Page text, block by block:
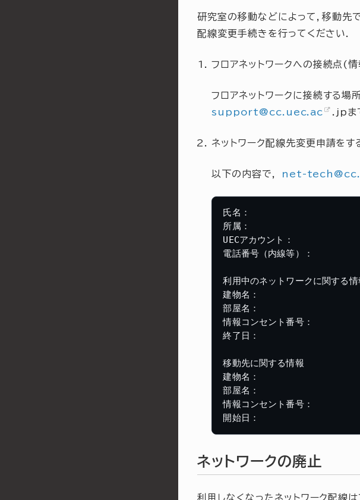
研究室の移動などによって，移動先
配線変更手続きを行ってください．
フロアネットワークへの接続点(
フロアネットワークに接続する場
support@cc. uec. ac .jpま
ネットワーク配線先変更申請をす
以下の内容で， net-tech @cc.
氏名：
所属：
UECアカウント：
電話番号（内線等）：
利用中のネットワークに関する情
建物名：
部屋名：
情報コンセント番号：
終了日：
移動先に関する情報
建物名：
部屋名：
情報コンセント番号：
ネットワークの廃止
利用しなくなったネットワーク配線